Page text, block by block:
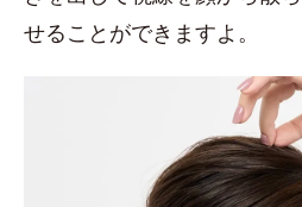
せることができますよ。